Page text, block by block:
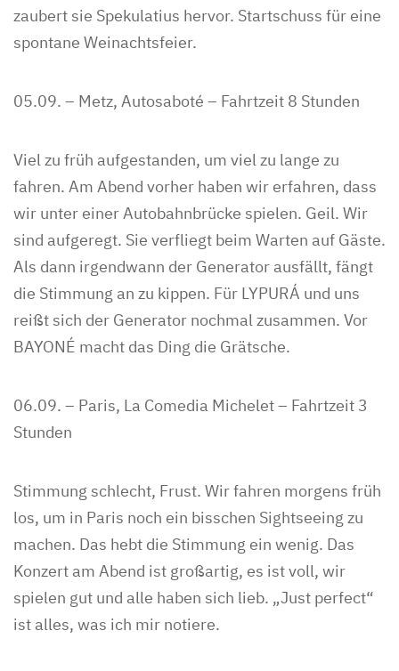
zaubert sie Spekulatius hervor. Startschuss für eine
spontane Weinachtsfeier.
05.09. – Metz, Autosaboté – Fahrtzeit 8 Stunden
Viel zu früh aufgestanden, um viel zu lange zu
fahren. Am Abend vorher haben wir erfahren, dass
wir unter einer Autobahnbrücke spielen. Geil. Wir
sind aufgeregt. Sie verfliegt beim Warten auf Gäste.
Als dann irgendwann der Generator ausfällt, fängt
die Stimmung an zu kippen. Für LYPURÁ und uns
reißt sich der Generator nochmal zusammen. Vor
BAYONÉ macht das Ding die Grätsche.
06.09. – Paris, La Comedia Michelet – Fahrtzeit 3
Stunden
Stimmung schlecht, Frust. Wir fahren morgens früh
los, um in Paris noch ein bisschen Sightseeing zu
machen. Das hebt die Stimmung ein wenig. Das
Konzert am Abend ist großartig, es ist voll, wir
spielen gut und alle haben sich lieb. „Just perfect“
ist alles, was ich mir notiere.